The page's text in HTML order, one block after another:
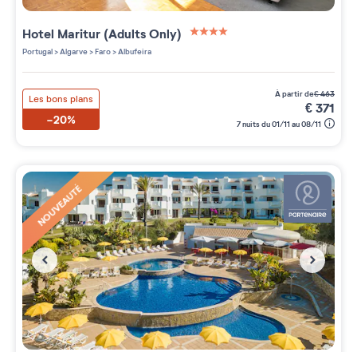
Hotel Maritur (Adults Only)
Portugal>Algarve>Faro>Albufeira
Les bons plans
-20%
à partir de€463
€371
7 nuits du 01/11 au 08/11
NOUVEAUTÉ